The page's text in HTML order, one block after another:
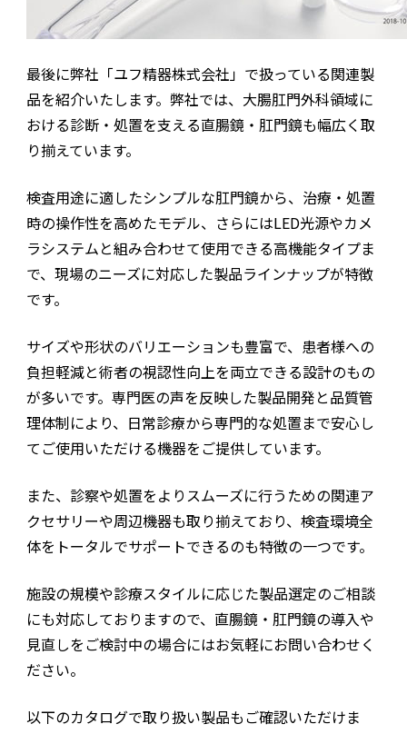
最後に弊社「ユフ精器株式会社」で扱っている関連製
品を紹介いたします。弊社では、大腸肛門外科領域に
おける診断・処置を支える直腸鏡・肛門鏡も幅広く取
り揃えています。
検査用途に適したシンプルな肛門鏡から、治療・処置
時の操作性を高めたモデル、さらにはLED光源やカメ
ラシステムと組み合わせて使用できる高機能タイプま
で、現場のニーズに対応した製品ラインナップが特徴
です。
サイズや形状のバリエーションも豊富で、患者様への
負担軽減と術者の視認性向上を両立できる設計のもの
が多いです。専門医の声を反映した製品開発と品質管
理体制により、日常診療から専門的な処置まで安心し
てご使用いただける機器をご提供しています。
また、診察や処置をよりスムーズに行うための関連ア
クセサリーや周辺機器も取り揃えており、検査環境全
体をトータルでサポートできるのも特徴の一つです。
施設の規模や診療スタイルに応じた製品選定のご相談
にも対応しておりますので、直腸鏡・肛門鏡の導入や
見直しをご検討中の場合にはお気軽にお問い合わせく
ださい。
以下のカタログで取り扱い製品もご確認いただけま